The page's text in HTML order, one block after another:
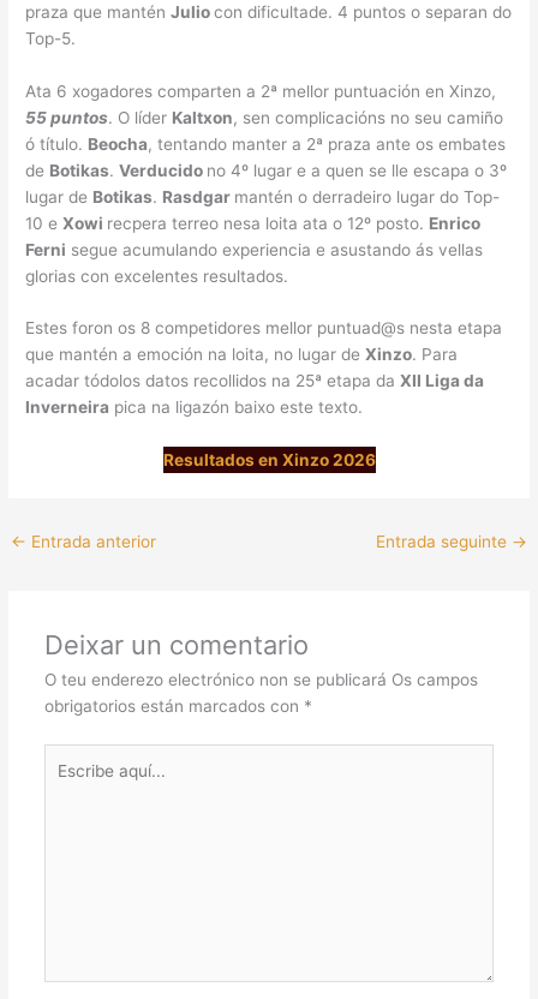
praza que manténJuliocon dificultade. 4 puntos o separan do
Top-5.
Ata 6 xogadores comparten a 2ª mellor puntuación en Xinzo,
55 puntos. O líder Kaltxon, sen complicacións no seu camiño
ó título. Beocha, tentando manter a 2ª praza ante os embates
de Botikas.Verducido no 4º lugar e a quen se lle escapa o 3º
lugar de Botikas. Rasdgar mantén o derradeiro lugar do Top-
10 eXowi recpera terreo nesa loita ata o 12º posto. Enrico
Ferni segue acumulando experiencia e asustando ás vellas
glorias con excelentes resultados.
Estes foron os 8 competidores mellor puntuad@s nesta etapa
que mantén a emoción na loita, no lugar deXinzo. Para
acadar tódolos datos recollidos na 25ª etapa daXII Liga da
Inverneira pica na ligazón baixo este texto.
Resultados en Xinzo 2026
← Entrada anterior Entrada seguinte →
Deixar un comentario
O teu enderezo electrónico non se publicará Os campos
obrigatorios están marcados con *
aquí...